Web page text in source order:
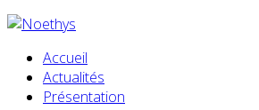
Accueil
Actualités
Présentation